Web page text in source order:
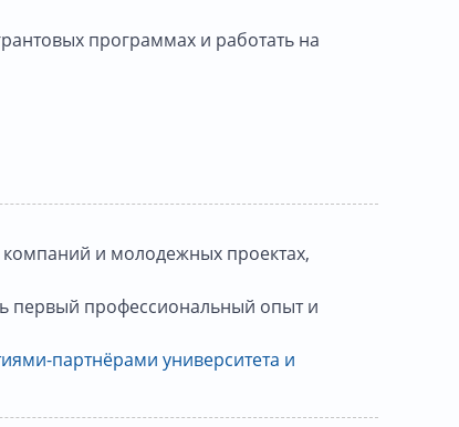
программах и работать на
компаний и молодежных проектах,
первый профессиональный опыт и
партнёрами университета и